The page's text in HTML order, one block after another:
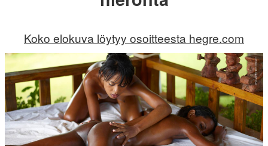
Koko elokuva löytyy osoitteesta hegre.com